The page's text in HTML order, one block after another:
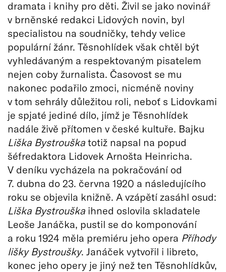
dramata i knihy pro děti. Živil se jako novinář
v brněnské redakci Lidových novin, byl
specialistou na soudničky, tehdy velice
populární žánr. Těsnohlídek však chtěl být
vyhledávaným a respektovaným pisatelem
nejen coby žurnalista. Časovost se mu
nakonec podařilo zmoci, nicméně noviny
v tom sehrály důležitou roli, neboť s Lidovkami
je spjaté jediné dílo, jímž je Těsnohlídek
nadále živě přítomen v české kultuře. Bajku
Liška Bystrouška totiž napsal na popud
šéfredaktora Lidovek Arnošta Heinricha.
V deníku vycházela na pokračování od
7. dubna do 23. června 1920 a následujícího
roku se objevila knižně. A vzápětí zasáhl osud:
Liška Bystrouška ihned oslovila skladatele
Leoše Janáčka, pustil se do komponování
a roku 1924 měla premiéru jeho opera Příhody
lišky Bystroušky. Janáček vytvořil i libreto,
konec jeho opery je jiný než ten Těsnohlídkův,